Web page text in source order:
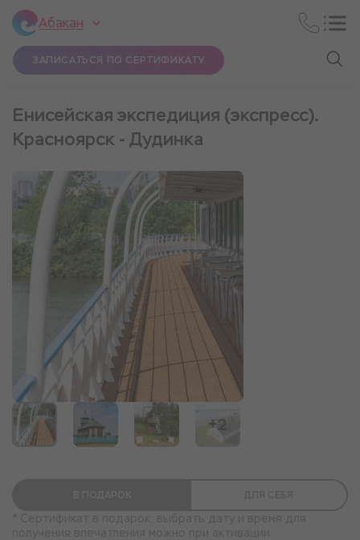
Абакан
ЗАПИСАТЬСЯ ПО СЕРТИФИКАТУ
Енисейская экспедиция (экспресс).
Красноярск - Дудинка
+2